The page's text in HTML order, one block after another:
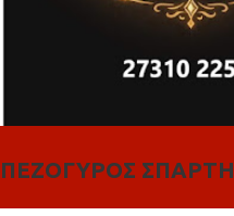
ΠΕΖΟΓΥΡΟΣ ΣΠΑΡΤΗ